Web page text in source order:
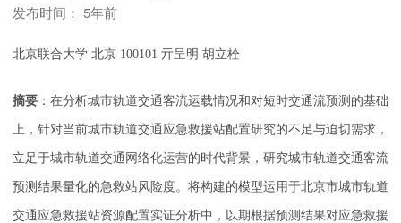
发布时间： 5年前
北京联合大学 北京 100101 亓呈明 胡立栓
摘要 ：在分析城市轨道交通客流运载情况和对短时交通流预测的基础
上，针对当前城市轨道交通应急救援站配置研究的不足与迫切需求，
立足于城市轨道交通网络化运营的时代背景，研究城市轨道交通客流
预测结果量化的急救站风险度。将构建的模型运用于北京市城市轨道
交通应急救援站资源配置实证分析中，以期根据预测结果对应急救援